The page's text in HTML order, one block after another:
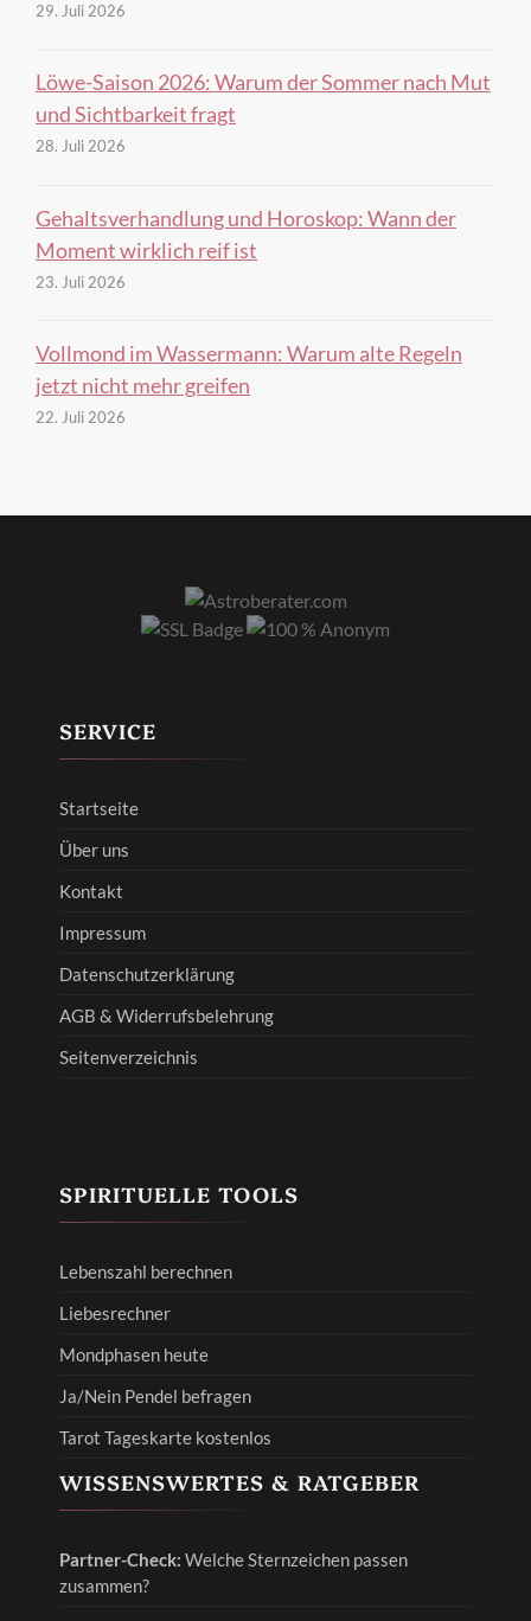
29. Juli 2026
Löwe-Saison 2026: Warum der Sommer nach Mut
und Sichtbarkeit fragt
28. Juli 2026
Gehaltsverhandlung und Horoskop: Wann der
Moment wirklich reif ist
23. Juli 2026
Vollmond im Wassermann: Warum alte Regeln
jetzt nicht mehr greifen
22. Juli 2026
SERVICE
Startseite
Über uns
Kontakt
Impressum
Datenschutzerklärung
AGB & Widerrufsbelehrung
Seitenverzeichnis
SPIRITUELLE TOOLS
Lebenszahl berechnen
Liebesrechner
Mondphasen heute
Ja/Nein Pendel befragen
Tarot Tageskarte kostenlos
WISSENSWERTES & RATGEBER
Partner-Check: Welche Sternzeichen passen
zusammen?